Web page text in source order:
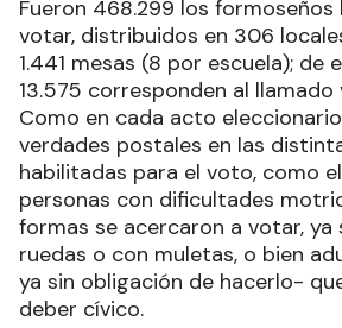
Fueron 468.299 los
votar, distribuidos en 306
1.441 mesas (8 por escuela); de
13.575 corresponden al
Como en cada acto
verdades postales en las
habilitadas para el voto, como
personas con dificultades
formas se acercaron a votar, ya
ruedas o con muletas, o bien
ya sin obligación de hacerlo-
deber cívico.